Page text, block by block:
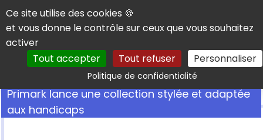
Panneau de gestion des cookies
Ce site utilise des cookies 🍪
et vous donne le contrôle sur ceux que vous souhaitez
activer
Tout accepter
Tout refuser Personnaliser
Politique de confidentialitéRechercher
Primark lance une collection stylée et adaptée
aux handicaps